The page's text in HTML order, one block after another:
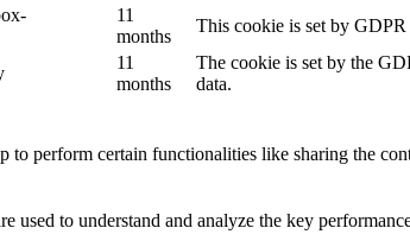
11
months
This cookie is set by
11
months
The cookie is set by the
data.
to perform certain functionalities like sharing the
used to understand and analyze the key